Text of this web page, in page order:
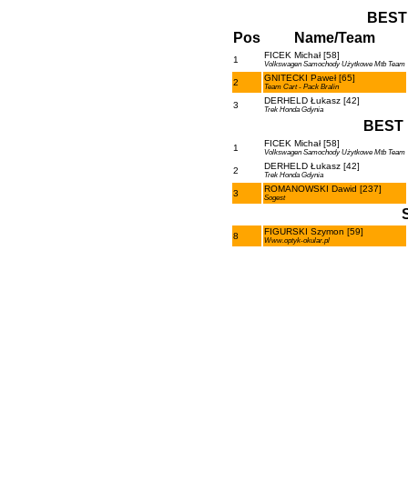
Pos
Name/Team
1 FICEK Michał [58]
Volkswagen Samochody Użytkowe Mtb Team
2 GNITECKI Paweł [65]
Team Cart - Pack Bralin
3 DERHELD Łukasz [42]
Trek Honda Gdynia
BEST
1 FICEK Michał [58]
Volkswagen Samochody Użytkowe Mtb Team
2 DERHELD Łukasz [42]
Trek Honda Gdynia
3 ROMANOWSKI Dawid [237]
Sogest
8 FIGURSKI Szymon [59]
Www.optyk-okular.pl